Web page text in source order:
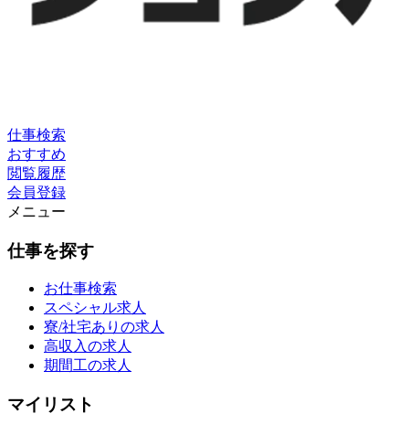
仕事検索
おすすめ
閲覧履歴
会員登録
メニュー
仕事を探す
お仕事検索
スペシャル求人
寮/社宅ありの求人
高収入の求人
期間工の求人
マイリスト